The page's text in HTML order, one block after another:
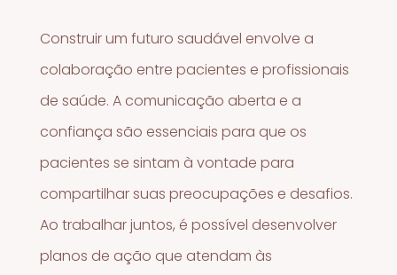
Construir um futuro saudável envolve a
colaboração entre pacientes e profissionais
de saúde. A comunicação aberta e a
confiança são essenciais para que os
pacientes se sintam à vontade para
compartilhar suas preocupações e desafios.
Ao trabalhar juntos, é possível desenvolver
planos de ação que atendam às